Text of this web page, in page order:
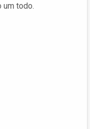
um todo.